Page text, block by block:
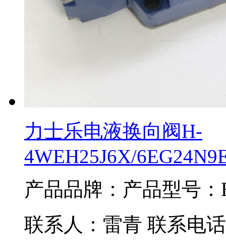
力士乐电液换向阀H-
4WEH25J6X/
产品品牌： 产品型号：
联系人：雷青 联系电